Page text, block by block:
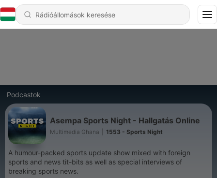
Podcastok
Asempa Sports Night - Hallgatás Online
Multimedia Ghana 1553 - Sports Night
A humour-packed sports update show mixed with foreign
sports and news tit-bits as well as special interviews of
breaking sports news.